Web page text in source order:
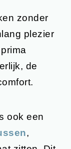
zonder
plezier
de
ook een
,